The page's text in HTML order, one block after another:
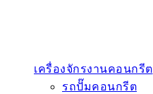
เครื่องจักรงานคอนกรีต
รถปั๊มคอนกรีต